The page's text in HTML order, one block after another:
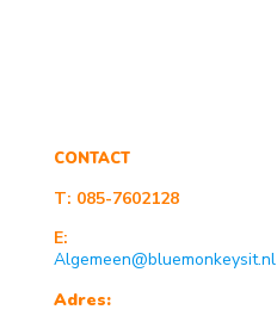
CONTACT
T: 085-7602128
E:
Algemeen@bluemonkeysit.nl
Adres: